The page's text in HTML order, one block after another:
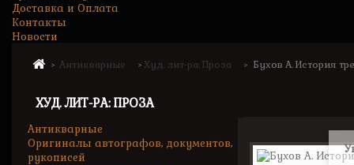
Доставка и Оплата
Контакты
Новости
> Антикварные > Худ. лит-ра: Проза > Бухов А. История
ХУД. ЛИТ-РА: ПРОЗА
Антикварные
Оригиналы автографов, документов,
рукописей